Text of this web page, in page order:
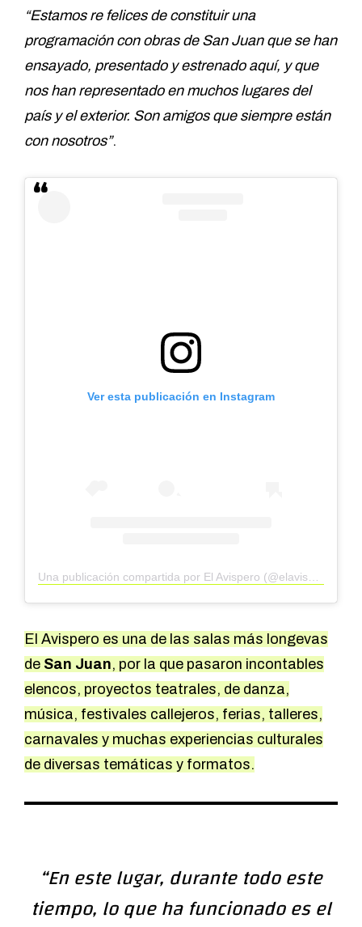
“Estamos re felices de constituir una
programación con obras de San Juan que se han
ensayado, presentado y estrenado aquí, y que
nos han representado en muchos lugares del
país y el exterior. Son amigos que siempre están
con nosotros”.
Ver esta publicación en Instagram
El Avispero es una de las salas más longevas
de San Juan, por la que pasaron incontables
elencos, proyectos teatrales, de danza,
música, festivales callejeros, ferias, talleres,
carnavales y muchas experiencias culturales
de diversas temáticas y formatos.
“En este lugar, durante todo este
tiempo, lo que ha funcionado es el